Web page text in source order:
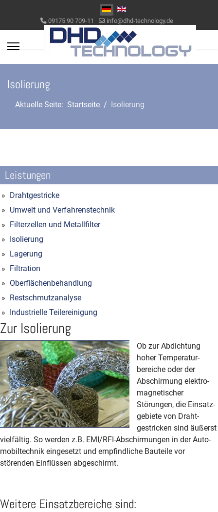
Sprache auswählen
09175 90 709-11 info@dhd-technology.de
Isolierung
Aktuelle Seite: Startseite Isolierung
Leistungen
Drahtgestricke
Umwelt und Verfahrenstechnik
Filterzellen und Metallfilter
Isolierung
Lagerung
Filtration
Oberflächenbehandlung
Restschmutzanalyse
Industrielle Teilereinigung
Zur Isolierung
Ob zur Abdichtung
hoher Tem­peratur­
bereiche oder der
Abschirmung elektro­
magnetischer
Störungen, die Einsatz­
gebiete von Draht­
gestricken sind äußerst
vielfältig. So werden z.B. EMI/RFI-Abschirmungen in der Auto­
mobil­technik eingesetzt und empfindliche Bauteile vor
störenden Ein­flüssen ab­geschirmt.
Weitere Einsatz­bereiche sind: